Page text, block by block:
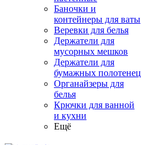
Баночки и
контейнеры для ваты
Веревки для белья
Держатели для
мусорных мешков
Держатели для
бумажных полотенец
Органайзеры для
белья
Крючки для ванной
и кухни
Ещё